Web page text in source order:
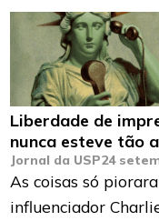
Liberdade de
nunca esteve tão
Jornal da USP24
As coisas só
influenciador